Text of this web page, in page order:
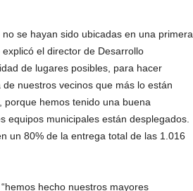
se hayan sido ubicadas en una primera
el director de Desarrollo
de lugares posibles, para hacer
nuestros vecinos que más lo están
hemos tenido una buena
equipos municipales están desplegados.
un 80% de la entrega total de las 1.016
hecho nuestros mayores